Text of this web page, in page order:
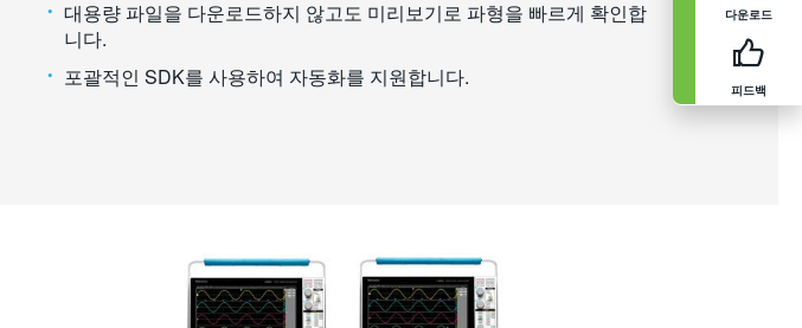
다운로드
피드백
대용량 파일을 다운로드하지 않고도 미리보기로 파형을 빠르게 확인합
니다.
포괄적인 SDK를 사용하여 자동화를 지원합니다.